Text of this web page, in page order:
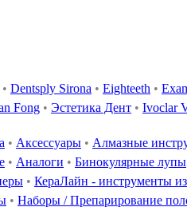
• Dentsply Sirona • Eighteeth •
Fong • Эстетика Дент • Ivoclar
• Аксессуары • Алмазные
• Аналоги • Бинокулярные лупы
• КераЛайн - инструменты
• Наборы / Препарирование